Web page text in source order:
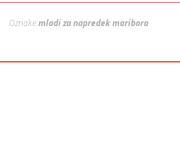
Oznake:mladi za napredek maribora